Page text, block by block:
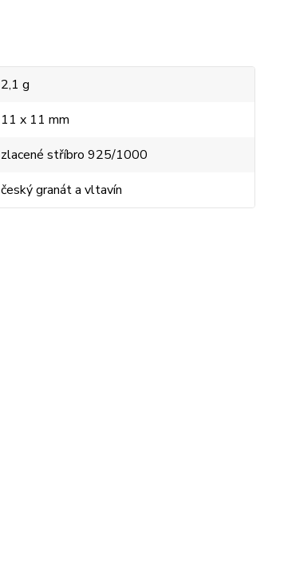
2,1 g
11 x 11 mm
zlacené stříbro 925/1000
český granát a vltavín